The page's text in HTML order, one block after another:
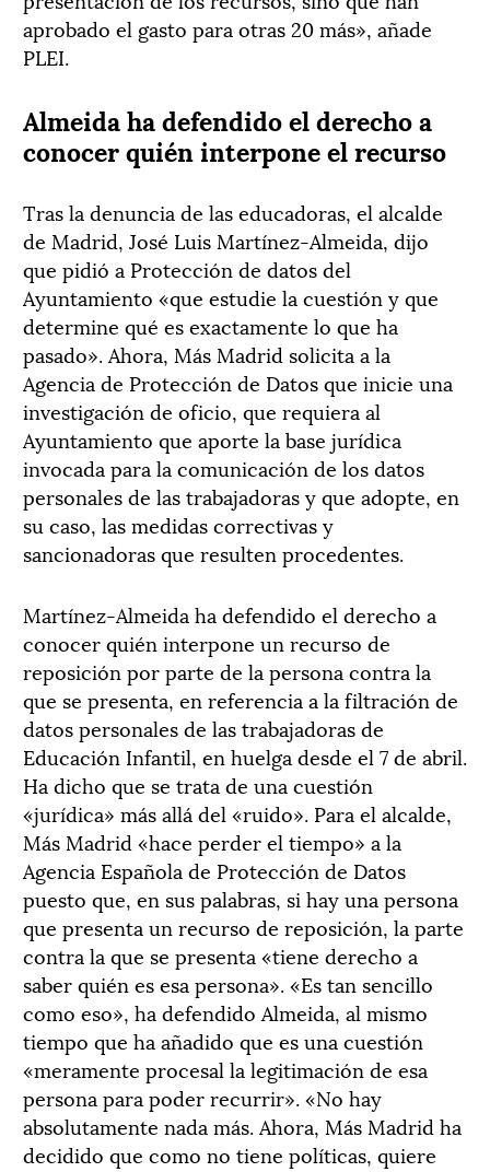
aprobado el gasto para otras 20 más», añade
PLEI.
Almeida ha defendido el derecho a
conocer quién interpone el recurso
Tras la denuncia de las educadoras, el alcalde
de Madrid, José Luis Martínez-Almeida, dijo
que pidió a Protección de datos del
Ayuntamiento «que estudie la cuestión y que
determine qué es exactamente lo que ha
pasado». Ahora, Más Madrid solicita a la
Agencia de Protección de Datos que inicie una
investigación de oficio, que requiera al
Ayuntamiento que aporte la base jurídica
invocada para la comunicación de los datos
personales de las trabajadoras y que adopte, en
su caso, las medidas correctivas y
sancionadoras que resulten procedentes.
Martínez-Almeida ha defendido el derecho a
conocer quién interpone un recurso de
reposición por parte de la persona contra la
que se presenta, en referencia a la filtración de
datos personales de las trabajadoras de
Educación Infantil, en huelga desde el 7 de abril.
Ha dicho que se trata de una cuestión
«jurídica» más allá del «ruido». Para el alcalde,
Más Madrid «hace perder el tiempo» a la
Agencia Española de Protección de Datos
puesto que, en sus palabras, si hay una persona
que presenta un recurso de reposición, la parte
contra la que se presenta «tiene derecho a
saber quién es esa persona». «Es tan sencillo
como eso», ha defendido Almeida, al mismo
tiempo que ha añadido que es una cuestión
«meramente procesal la legitimación de esa
persona para poder recurrir». «No hay
absolutamente nada más. Ahora, Más Madrid ha
decidido que como no tiene políticas, quiere